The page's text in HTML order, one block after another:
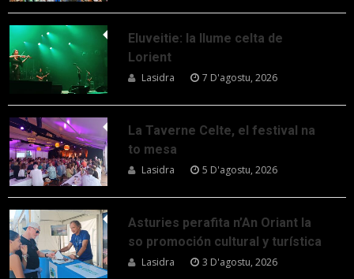
Eluveitie: la llume celta de
Lorient
Lasidra 7 D'agostu, 2026
La Taverne Celte, el festival na
to mesa
Lasidra 5 D'agostu, 2026
Asturies perafita n’An Oriant la
so promoción cultural y turística
Lasidra 3 D'agostu, 2026